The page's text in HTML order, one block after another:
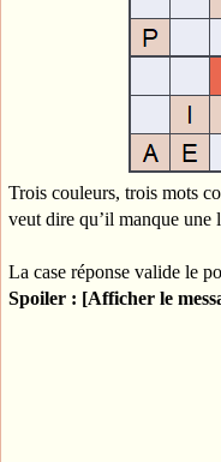
Trois couleurs, trois mots
veut dire qu’il manque une
La case réponse valide le
Spoiler : [Afficher le